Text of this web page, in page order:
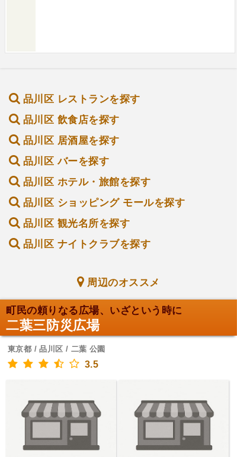
品川区 レストランを探す
品川区 飲食店を探す
品川区 居酒屋を探す
品川区 バーを探す
品川区 ホテル・旅館を探す
品川区 ショッピング モールを探す
品川区 観光名所を探す
品川区 ナイトクラブを探す
周辺のオススメ
町民の頼りなる広場、いざという時に
二葉三防災広場
東京都 / 品川区 / 二葉 公園
3.5